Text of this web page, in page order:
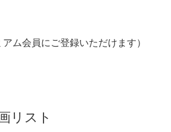
ム会員にご登録いただけます）
リスト